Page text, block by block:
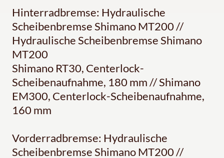
Hinterradbremse: Hydraulische
Scheibenbremse Shimano MT200 //
Hydraulische Scheibenbremse Shimano
MT200
Shimano RT30, Centerlock-
Scheibenaufnahme, 180 mm // Shimano
EM300, Centerlock-Scheibenaufnahme,
160 mm
Vorderradbremse: Hydraulische
Scheibenbremse Shimano MT200 //